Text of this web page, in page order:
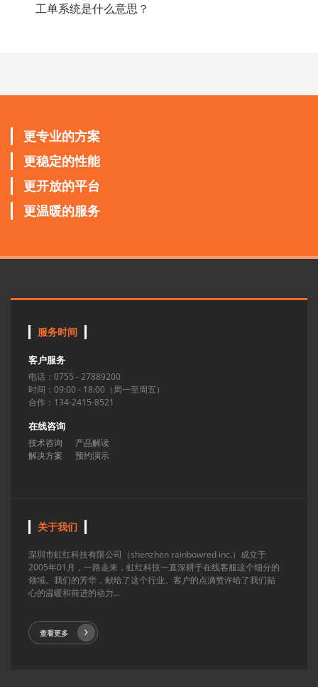
工单系统是什么意思？
更专业的方案
更稳定的性能
更开放的平台
更温暖的服务
服务时间
客户服务
电话：0755 - 27889200
时间：09:00 - 18:00（周一至周五）
合作：134-2415-8521
在线咨询
技术咨询
产品解读
解决方案
预约演示
关于我们
深圳市虹红科技有限公司（shenzhen rainbowred inc.）成立于
2005年01月，一路走来，虹红科技一直深耕于在线客服这个细分的
领域。我们的芳华，献给了这个行业。客户的点滴赞许给了我们贴
心的温暖和前进的动力...
查看更多